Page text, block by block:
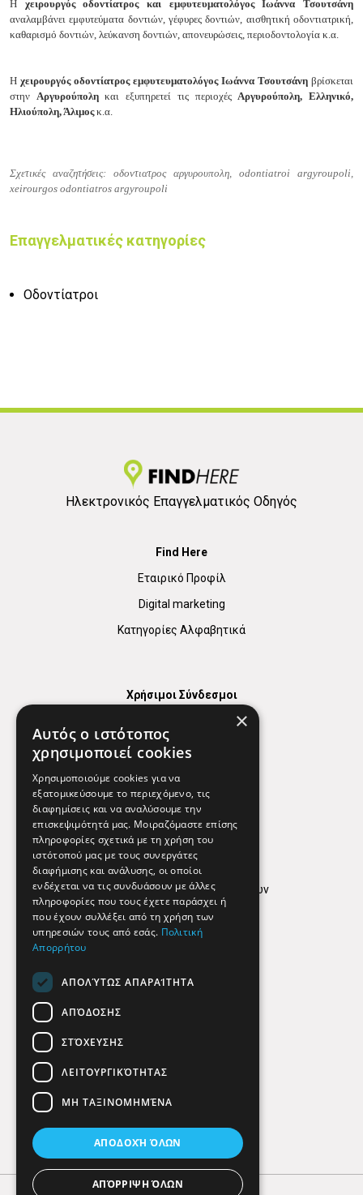
Η χειρουργός οδοντίατρος και εμφυτευματολόγος Ιωάννα Τσουτσάνη
αναλαμβάνει εμφυτεύματα δοντιών, γέφυρες δοντιών, αισθητική οδοντιατρική,
καθαρισμό δοντιών, λεύκανση δοντιών, απονευρώσεις, περιοδοντολογία κ.α.
Η χειρουργός οδοντίατρος εμφυτευματολόγος Ιωάννα Τσουτσάνη βρίσκεται
στην Αργυρούποληκαι εξυπηρετεί τις περιοχές Αργυρούπολη, Ελληνικό,
Ηλιούπολη, Άλιμοςκ.α.
Σχετικές αναζητήσεις: οδοντιατρος αργυρουπολη, odontiatroi argyroupoli,
xeirourgos odontiatros argyroupoli
Επαγγελματικές κατηγορίες
Οδοντίατροι
Ηλεκτρονικός Επαγγελματικός Οδηγός
Find Here
Εταιρικό Προφίλ
Digital marketing
Κατηγορίες Αλφαβητικά
Χρήσιμοι Σύνδεσμοι
Χρήσιμα Τηλέφωνα
Εφημερεύοντα Φαρμακεία
Απόρρητο
Όροι Χρήσης
Πολιτική προστασίας δεδομένων
Findhere
Social Media
×
Αυτός ο ιστότοπος
χρησιμοποιεί cookies
Χρησιμοποιούμε cookies για να
εξατομικεύσουμε το περιεχόμενο, τις
διαφημίσεις και να αναλύσουμε την
επισκεψιμότητά μας. Μοιραζόμαστε επίσης
πληροφορίες σχετικά με τη χρήση του
ιστότοπού μας με τους συνεργάτες
διαφήμισης και ανάλυσης, οι οποίοι
ενδέχεται να τις συνδυάσουν με άλλες
πληροφορίες που τους έχετε παράσχει ή
που έχουν συλλέξει από τη χρήση των
υπηρεσιών τους από εσάς. Πολιτική
Απορρήτου
ΑΠΟΛΎΤΩΣ ΑΠΑΡΑΊΤΗΤΑ
ΑΠΌΔΟΣΗΣ
ΣΤΌΧΕΥΣΗΣ
ΛΕΙΤΟΥΡΓΙΚΌΤΗΤΑΣ
ΜΗ ΤΑΞΙΝΟΜΗΜΈΝΑ
ΑΠΟΔΟΧΉ ΌΛΩΝ
ΑΠΌΡΡΙΨΗ ΌΛΩΝ